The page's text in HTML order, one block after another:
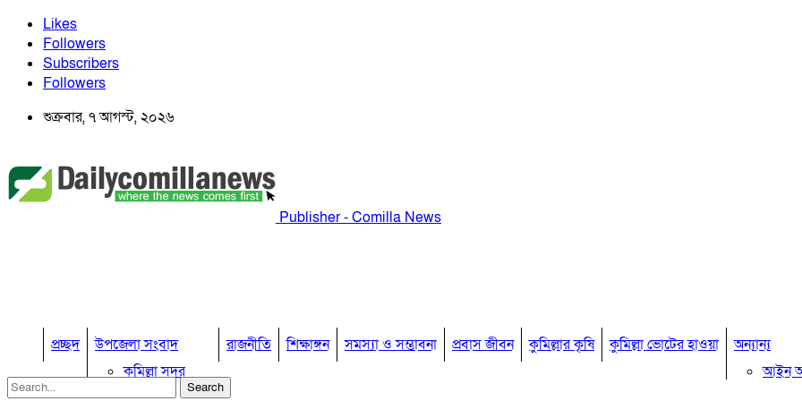
Likes
Followers
Subscribers
Followers
শুক্রবার, ৭ আগস্ট, ২০২৬
Publisher - Comilla News
প্রচ্ছদ
উপজেলা সংবাদ
কুমিল্লা সদর
কুমিল্লা সদর দক্ষিণ
রাজনীতি শিক্ষাঙ্গন সমস্যা ও সম্ভাবনা প্রবাস জীবন কুমিল্লার কৃষি কুমিল্লা ভোটের হাওয়া
অন্যান্য
আইন